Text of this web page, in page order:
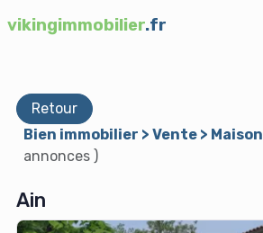
vikingimmobilier.fr
Retour
Bien immobilier > Vente > Maison
annonces )
Ain